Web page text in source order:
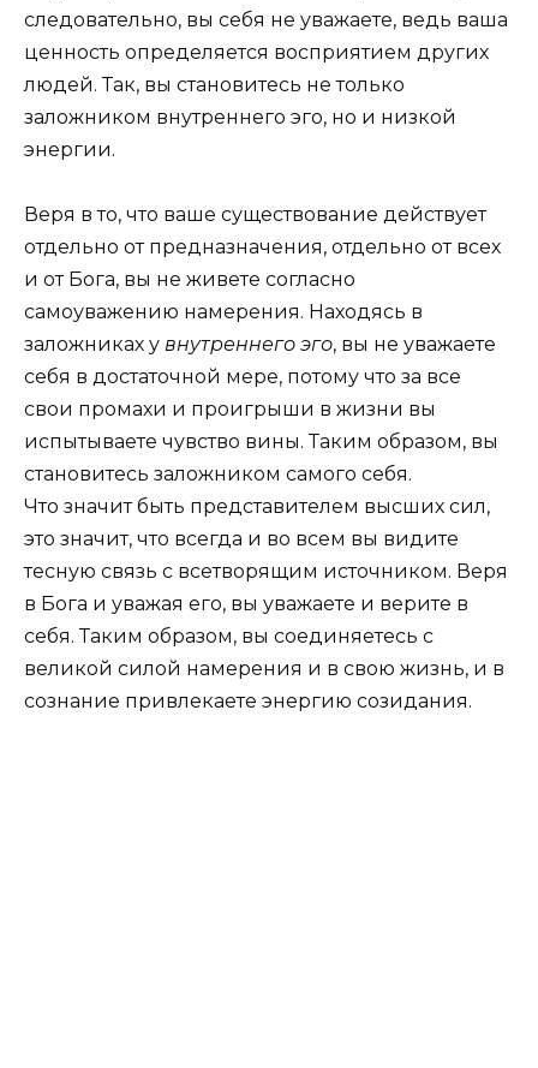
следовательно, вы себя не уважаете, ведь ваша
ценность определяется восприятием других
людей. Так, вы становитесь не только
заложником внутреннего эго, но и низкой
энергии.
Веря в то, что ваше существование действует
отдельно от предназначения, отдельно от всех
и от Бога, вы не живете согласно
самоуважению намерения. Находясь в
заложниках у внутреннего эго, вы не уважаете
себя в достаточной мере, потому что за все
свои промахи и проигрыши в жизни вы
испытываете чувство вины. Таким образом, вы
становитесь заложником самого себя.
Что значит быть представителем высших сил,
это значит, что всегда и во всем вы видите
тесную связь с всетворящим источником. Веря
в Бога и уважая его, вы уважаете и верите в
себя. Таким образом, вы соединяетесь с
великой силой намерения и в свою жизнь, и в
сознание привлекаете энергию созидания.